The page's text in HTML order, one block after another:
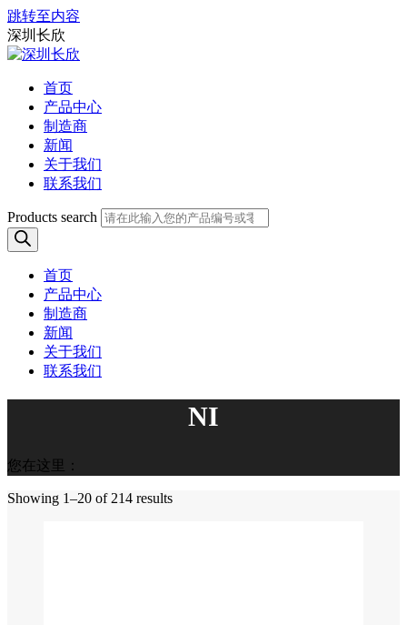
跳转至内容
深圳长欣
首页
产品中心
制造商
新闻
关于我们
联系我们
Products search
首页
产品中心
制造商
新闻
关于我们
联系我们
NI
您在这里：
Showing 1–20 of 214 results